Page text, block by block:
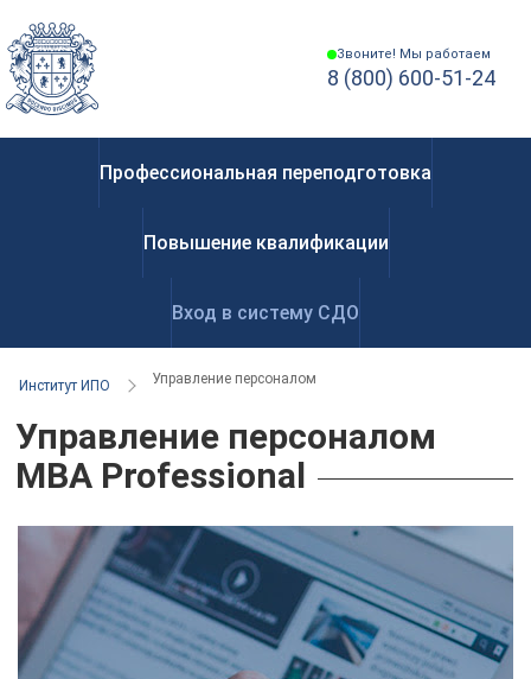
Звоните! Мы работаем
8 (800) 600-51-24
Профессиональная переподготовка
Повышение квалификации
Вход в систему СДО
Институт ИПО Управление персоналом
Управление персоналом
MBA Professional